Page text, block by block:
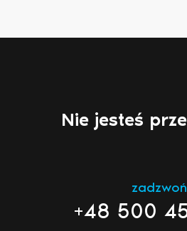
Nie jesteś
zadzwoń
+48 500